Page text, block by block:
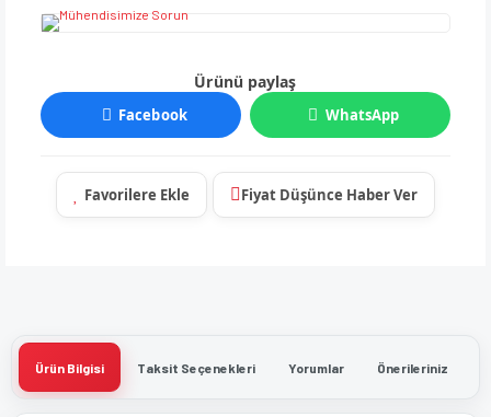
Ürünü paylaş
Facebook WhatsApp
Fiyat Düşünce Haber Ver
Ürün Bilgisi Taksit Seçenekleri Yorumlar Önerileriniz